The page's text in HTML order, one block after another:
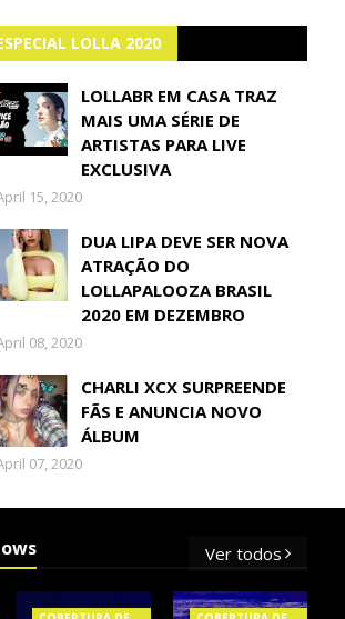
LOLLA 2020
LOLLABR EM CASA TRAZ
MAIS UMA SÉRIE DE
ARTISTAS PARA LIVE
EXCLUSIVA
15, 2020
DUA LIPA DEVE SER NOVA
ATRAÇÃO DO
LOLLAPALOOZA BRASIL
2020 EM DEZEMBRO
08, 2020
CHARLI XCX SURPREENDE
FÃS E ANUNCIA NOVO
ÁLBUM
07, 2020
Ver todos